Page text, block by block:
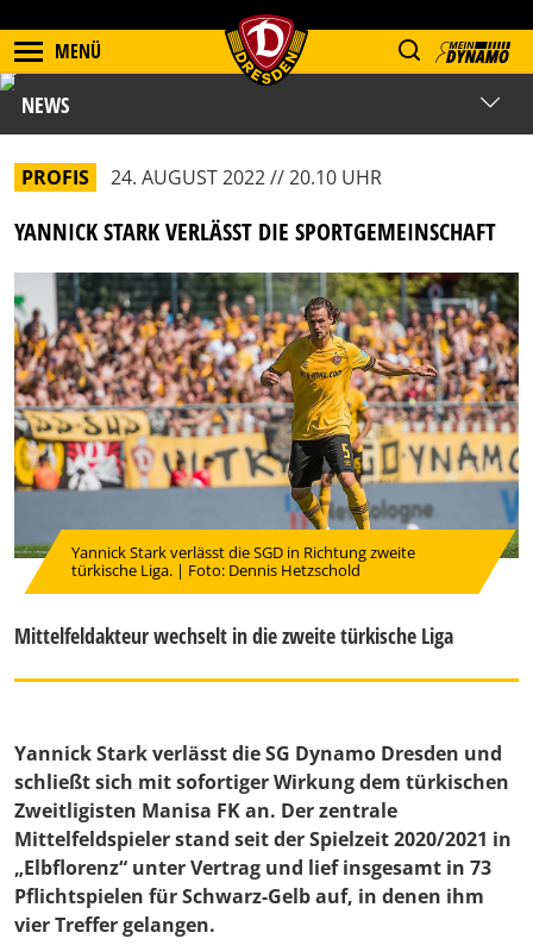
MENÜ
NEWS
PROFIS 24. AUGUST 2022 // 20.10 UHR
YANNICK STARK VERLÄSST DIE SPORTGEMEINSCHAFT
Yannick Stark verlässt die SGD in Richtung zweite
türkische Liga. | Foto: Dennis Hetzschold
Mittelfeldakteur wechselt in die zweite türkische Liga
Yannick Stark verlässt die SG Dynamo Dresden und
schließt sich mit sofortiger Wirkung dem türkischen
Zweitligisten Manisa FK an. Der zentrale
Mittelfeldspieler stand seit der Spielzeit 2020/2021 in
„Elbflorenz“ unter Vertrag und lief insgesamt in 73
Pflichtspielen für Schwarz-Gelb auf, in denen ihm
vier Treffer gelangen.